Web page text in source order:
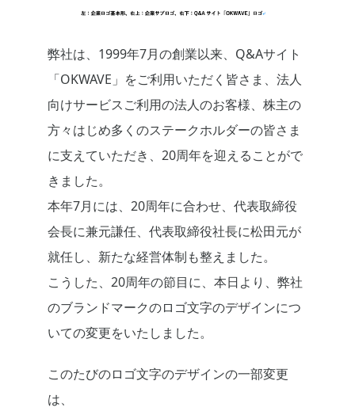
弊社は、1999年7月の創業以来、Q&Aサイト
「OKWAVE」をご利用いただく皆さま、法人
向けサービスご利用の法人のお客様、株主の
方々はじめ多くのステークホルダーの皆さま
に支えていただき、20周年を迎えることがで
きました。
本年7月には、20周年に合わせ、代表取締役
会長に兼元謙任、代表取締役社長に松田元が
就任し、新たな経営体制も整えました。
こうした、20周年の節目に、本日より、弊社
のブランドマークのロゴ文字のデザインにつ
いての変更をいたしました。
このたびのロゴ文字のデザインの一部変更
は、